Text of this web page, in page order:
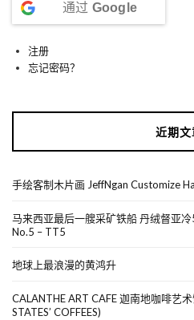
通过 Google
注册
忘记密码？
近期文
手绘客制木片画 JeffNgan Customize
马来西亚最后一艘采矿铁船 丹绒督亚
No.5 – TT5
地球上最浪漫的黄鸿升
CALANTHE ART CAFE 迦南地咖啡艺
STATES’ COFFEES)